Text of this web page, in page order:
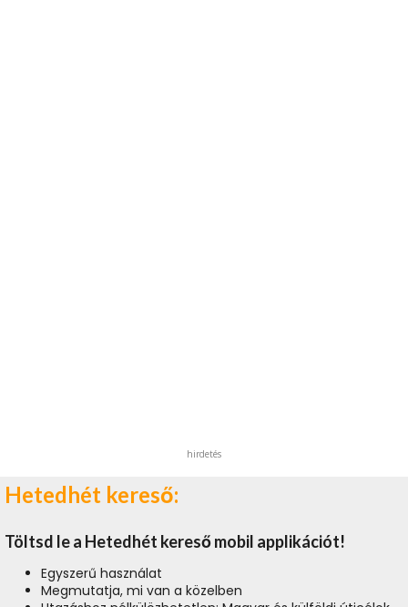
hirdetés
Hetedhét kereső:
Töltsd le a Hetedhét kereső mobil applikációt!
Egyszerű használat
Megmutatja, mi van a közelben